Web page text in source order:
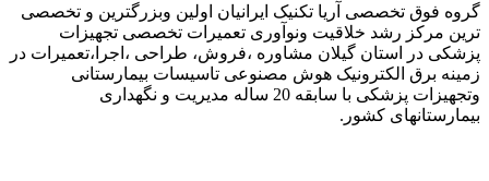
گروه فوق تخصصی آریا تکنیک ایرانیان اولین وبزرگترین و تخصصی
ترین مرکز رشد خلاقیت ونوآوری تعمیرات تخصصی تجهیزات
پزشکی در استان گیلان مشاوره ،فروش، طراحی ،اجرا،تعمیرات در
زمینه برق الکترونیک هوش مصنوعی تاسیسات بیمارستانی
وتجهیزات پزشکی با سابقه 20 ساله مدیریت و نگهداری
بیمارستانهای کشور.